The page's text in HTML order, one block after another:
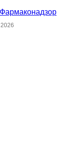
Фармаконадзор